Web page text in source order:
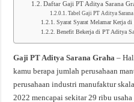
Daftar Gaji PT Aditya Sarana
Tabel Gaji PT Aditya Sarana
Syarat Syarat Melamar Kerja di
Benefit Bekerja di PT Aditya
Gaji PT Aditya Sarana Graha –
kamu berapa jumlah perusahaan
perusahaan industri manufaktur
2022 mencapai sekitar 29 ribu usaha